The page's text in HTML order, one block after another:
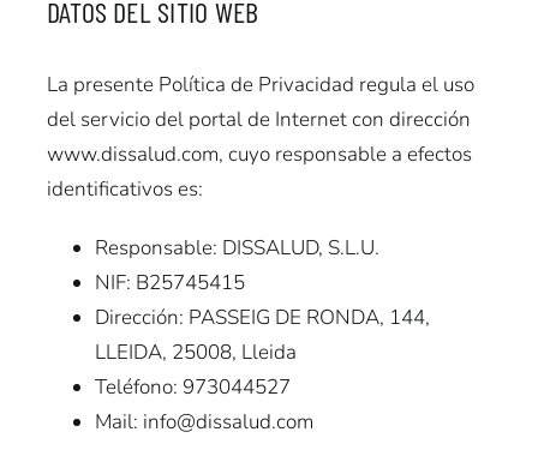
Geriatría
Ortopedia
DATOS DEL SITIO WEB
La presente Política de Privacidad regula el uso
del servicio del portal de Internet con dirección
www.dissalud.com, cuyo responsable a efectos
identificativos es:
Responsable: DISSALUD, S.L.U.
NIF: B25745415
Dirección: PASSEIG DE RONDA, 144,
LLEIDA, 25008, Lleida
Teléfono: 973044527
Mail: info@dissalud.com